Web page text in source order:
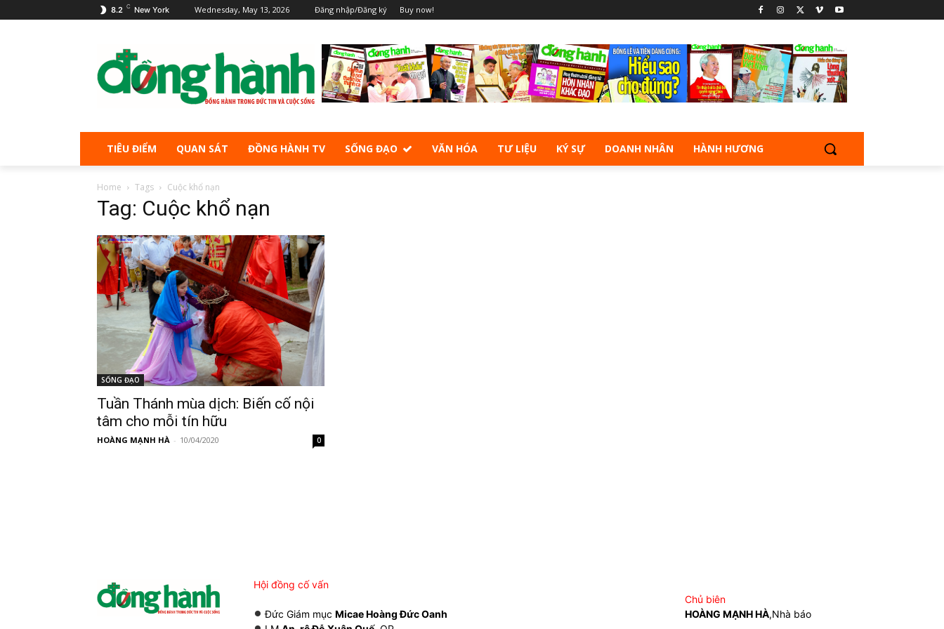
8.2 C New York Wednesday, May 13, 2026 Đăng nhập/Đăng ký Buy now!
TIÊU ĐIỂM QUAN SÁT ĐỒNG HÀNH TV SỐNG ĐẠO VĂN HÓA TƯ LIỆU KÝ SỰ DOANH NHÂN HÀNH HƯƠNG
Home Tags Cuộc khổ nạn
Tag: Cuộc khổ nạn
SỐNG ĐẠO
Tuần Thánh mùa dịch: Biến cố nội
tâm cho mỗi tín hữu
HOÀNG MẠNH HÀ - 10/04/2020 0
Hội đồng cố vấn
Đức Giám mụcMicae Hoàng Đức Oanh
Chủ biên
HOÀNG MẠNH HÀ,Nhà báo